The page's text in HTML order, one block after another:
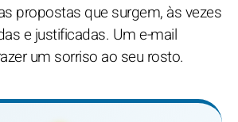
propostas que surgem, às vezes
e justificadas. Um e-mail
um sorriso ao seu rosto.